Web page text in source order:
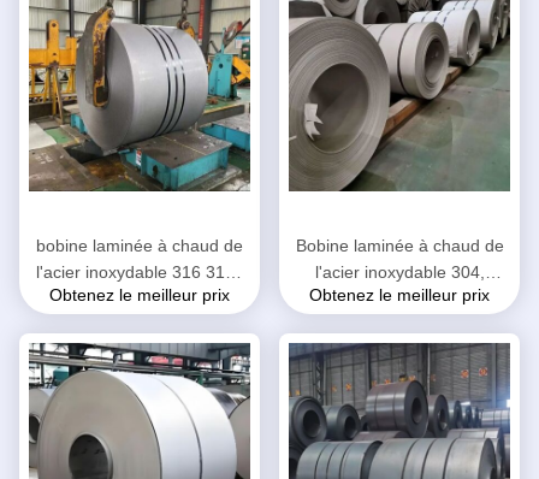
bobine laminée à chaud de
l'acier inoxydable 316 316L
finition de l'épaisseur NO.1
Obtenez le meilleur prix
Bobine laminée à chaud de
l'acier inoxydable 304,
bobine d'acier inoxydable du
Obtenez le meilleur prix